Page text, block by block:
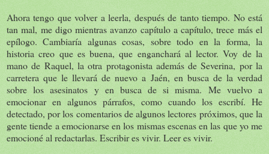
Ahora tengo que volver a leerla, después de tanto tiempo. No está
tan mal, me digo mientras avanzo capítulo a capítulo, trece más el
epílogo. Cambiaría algunas cosas, sobre todo en la forma, la
historia creo que es buena, que enganchará al lector. Voy de la
mano de Raquel, la otra protagonista además de Severina, por la
carretera que le llevará de nuevo a Jaén, en busca de la verdad
sobre los asesinatos y en busca de si misma. Me vuelvo a
emocionar en algunos párrafos, como cuando los escribí. He
detectado, por los comentarios de algunos lectores próximos, que la
gente tiende a emocionarse en los mismas escenas en las que yo me
emocioné al redactarlas. Escribir es vivir. Leer es vivir.